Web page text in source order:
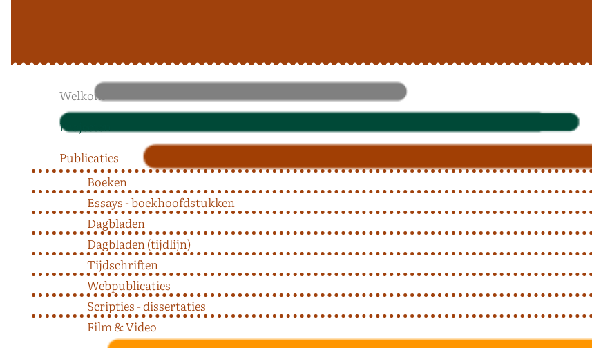
Welkom
Projecten
Publicaties
Boeken
Essays - boekhoofdstukken
Dagbladen
Dagbladen (tijdlijn)
Tijdschriften
Webpublicaties
Scripties - dissertaties
Film & Video